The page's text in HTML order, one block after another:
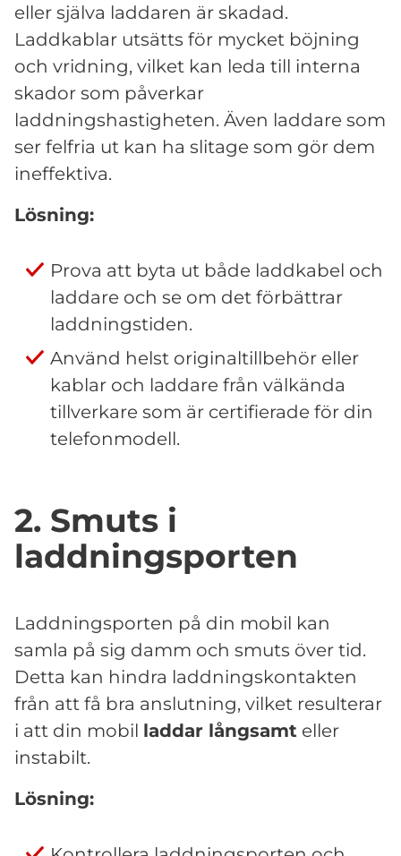
eller själva laddaren är skadad.
Laddkablar utsätts för mycket böjning
och vridning, vilket kan leda till interna
skador som påverkar
laddningshastigheten. Även laddare som
ser felfria ut kan ha slitage som gör dem
ineffektiva.
Lösning:
Prova att byta ut både laddkabel och
laddare och se om det förbättrar
laddningstiden.
Använd helst originaltillbehör eller
kablar och laddare från välkända
tillverkare som är certifierade för din
telefonmodell.
2. Smuts i
laddningsporten
Laddningsporten på din mobil kan
samla på sig damm och smuts över tid.
Detta kan hindra laddningskontakten
från att få bra anslutning, vilket resulterar
i att din mobil laddar långsamt eller
instabilt.
Lösning: